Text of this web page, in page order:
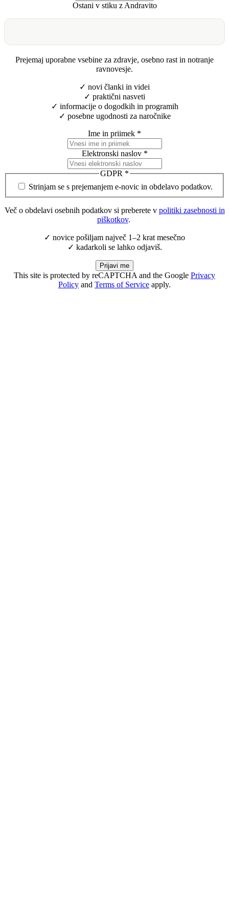
Ostani v stiku z Andravito
Prejemaj uporabne vsebine za zdravje, osebno rast in notranje
ravnovesje.
✓ novi članki in videi
✓ praktični nasveti
✓ informacije o dogodkih in programih
✓ posebne ugodnosti za naročnike
Ime in priimek *
Elektronski naslov *
GDPR *
Strinjam se s prejemanjem e-novic in obdelavo podatkov.
Več o obdelavi osebnih podatkov si preberete v politiki zasebnosti in
piškotkov.
✓ novice pošiljam največ 1–2 krat mesečno
✓ kadarkoli se lahko odjaviš.
Prijavi me
This site is protected by reCAPTCHA and the Google Privacy
Policy and Terms of Service apply.